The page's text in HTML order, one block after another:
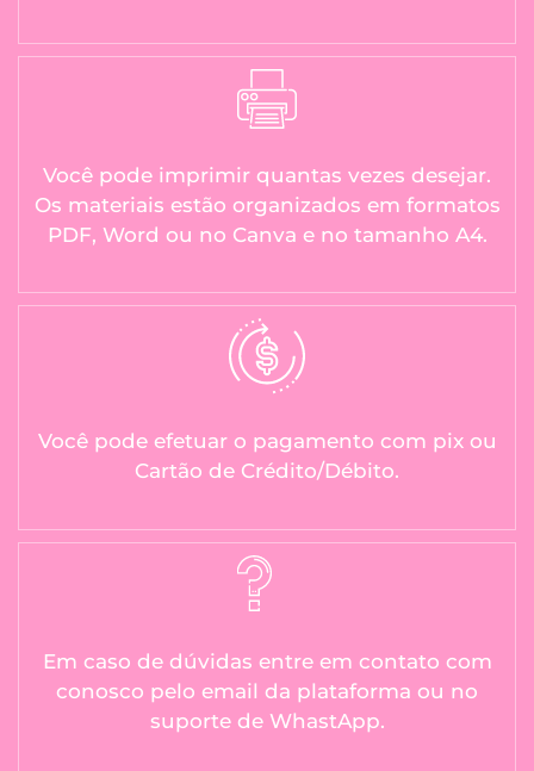
Você pode imprimir quantas vezes desejar.
Os materiais estão organizados em formatos
PDF, Word ou no Canva e no tamanho A4.
Você pode efetuar o pagamento com pix ou
Cartão de Crédito/Débito.
Em caso de dúvidas entre em contato com
conosco pelo email da plataforma ou no
suporte de WhastApp.